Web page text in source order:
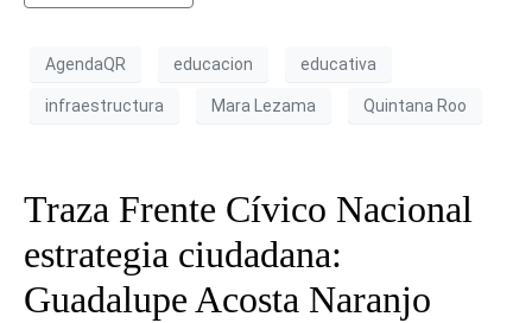
AgendaQR educacion educativa
infraestructura Mara Lezama Quintana Roo
Traza Frente Cívico Nacional
estrategia ciudadana:
Guadalupe Acosta Naranjo